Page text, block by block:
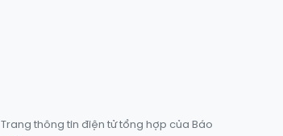
Trang thông tin điện tử tổng hợp của Báo